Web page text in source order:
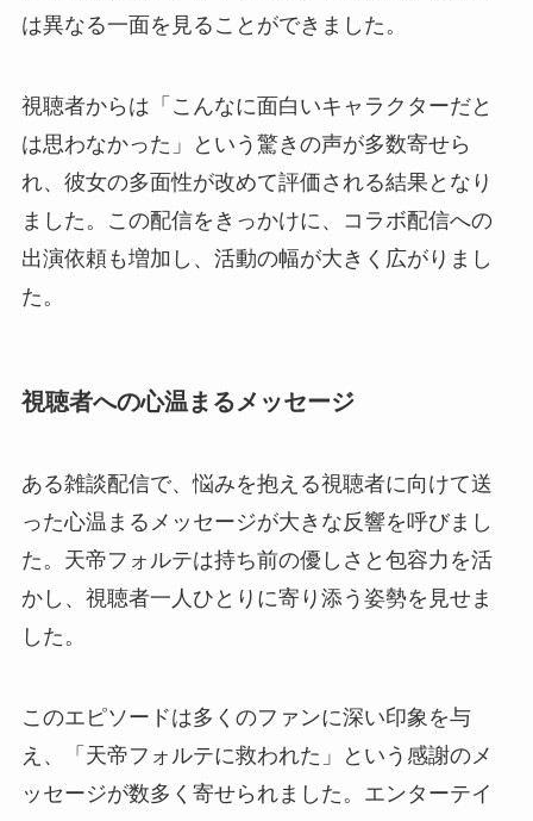
は異なる一面を見ることができました。
視聴者からは「こんなに面白いキャラクターだと
は思わなかった」という驚きの声が多数寄せら
れ、彼女の多面性が改めて評価される結果となり
ました。この配信をきっかけに、コラボ配信への
出演依頼も増加し、活動の幅が大きく広がりまし
た。
視聴者への心温まるメッセージ
ある雑談配信で、悩みを抱える視聴者に向けて送
った心温まるメッセージが大きな反響を呼びまし
た。天帝フォルテは持ち前の優しさと包容力を活
かし、視聴者一人ひとりに寄り添う姿勢を見せま
した。
このエピソードは多くのファンに深い印象を与
え、「天帝フォルテに救われた」という感謝のメ
ッセージが数多く寄せられました。エンターテイ